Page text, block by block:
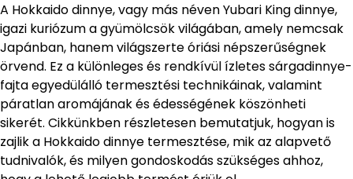
A Hokkaido dinnye, vagy más néven Yubari King dinnye,
igazi kuriózum a gyümölcsök világában, amely nemcsak
Japánban, hanem világszerte óriási népszerűségnek
örvend. Ez a különleges és rendkívül ízletes sárgadinnye-
fajta egyedülálló termesztési technikáinak, valamint
páratlan aromájának és édességének köszönheti
sikerét. Cikkünkben részletesen bemutatjuk, hogyan is
zajlik a Hokkaido dinnye termesztése, mik az alapvető
tudnivalók, és milyen gondoskodás szükséges ahhoz,